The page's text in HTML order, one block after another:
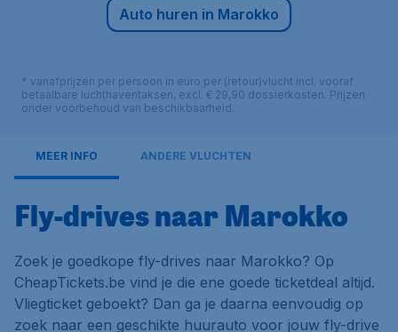
Auto huren in Marokko
* vanafprijzen per persoon in euro per (retour)vlucht incl. vooraf
betaalbare luchthaventaksen, excl. € 29,90 dossierkosten. Prijzen
onder voorbehoud van beschikbaarheid.
MEER INFO ANDERE VLUCHTEN
Fly-drives naar Marokko
Zoek je goedkope fly-drives naar Marokko? Op
CheapTickets.be vind je die ene goede ticketdeal altijd.
Vliegticket geboekt? Dan ga je daarna eenvoudig op
zoek naar een geschikte huurauto voor jouw fly-drive